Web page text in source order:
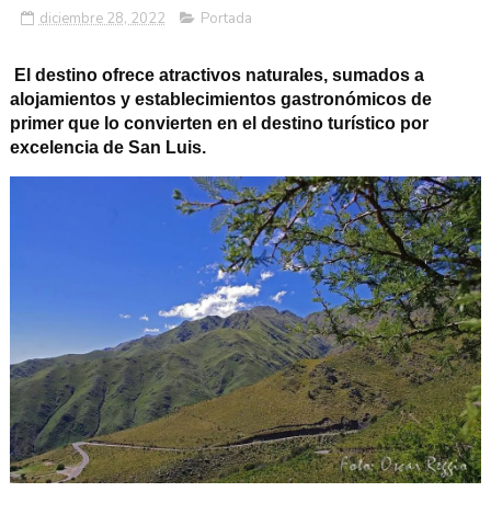
diciembre 28, 2022 Portada
El destino ofrece atractivos naturales, sumados a
alojamientos y establecimientos gastronómicos de
primer que lo convierten en el destino turístico por
excelencia de San Luis.